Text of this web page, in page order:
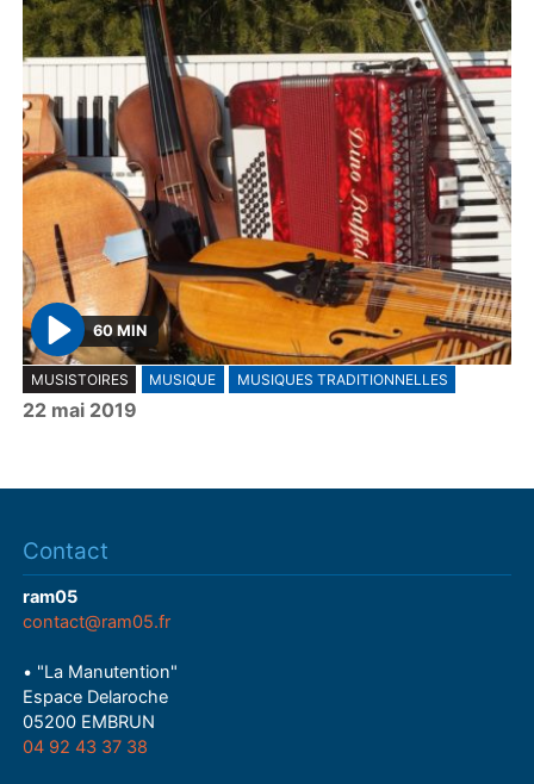
P
l
a
60 MIN
MUSISTOIRES MUSIQUE MUSIQUES TRADITIONNELLES
22 mai 2019
Contact
ram05
contact@ram05.fr
• "La Manutention"
Espace Delaroche
05200 EMBRUN
04 92 43 37 38